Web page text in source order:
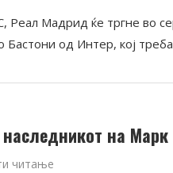
Реал Мадрид ќе тргне во
Бастони од Интер, кој
на
читање